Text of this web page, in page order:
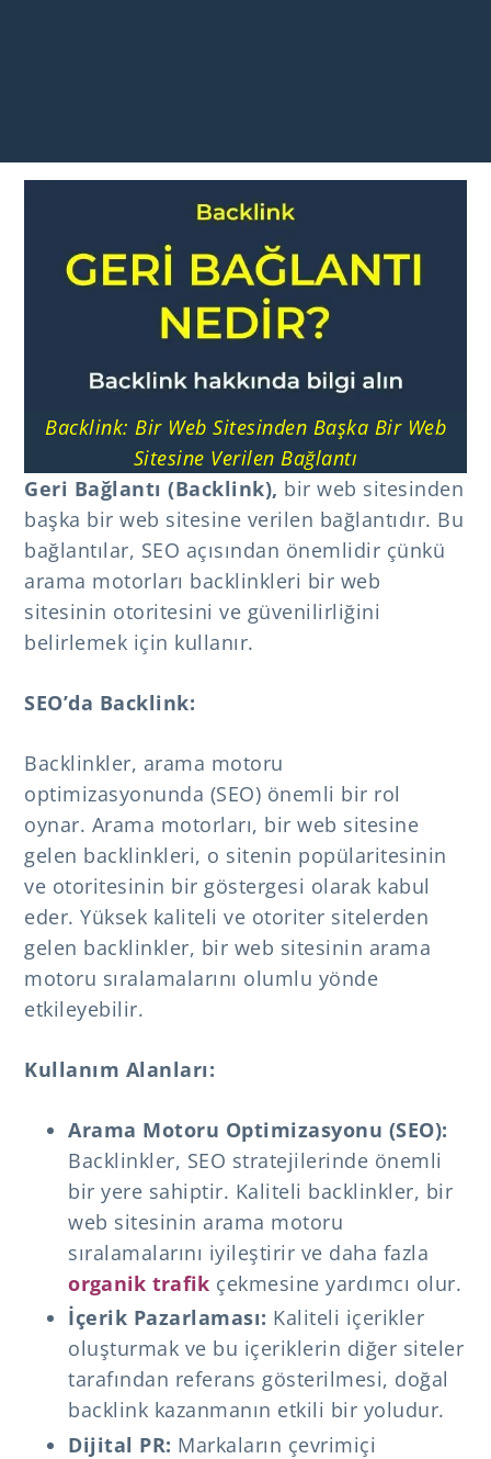
Backlink: Bir Web Sitesinden Başka Bir Web
Sitesine Verilen Bağlantı
Geri Bağlantı (Backlink), bir web sitesinden
başka bir web sitesine verilen bağlantıdır. Bu
bağlantılar, SEO açısından önemlidir çünkü
arama motorları backlinkleri bir web
sitesinin otoritesini ve güvenilirliğini
belirlemek için kullanır.
SEO’da Backlink:
Backlinkler, arama motoru
optimizasyonunda (SEO) önemli bir rol
oynar. Arama motorları, bir web sitesine
gelen backlinkleri, o sitenin popülaritesinin
ve otoritesinin bir göstergesi olarak kabul
eder. Yüksek kaliteli ve otoriter sitelerden
gelen backlinkler, bir web sitesinin arama
motoru sıralamalarını olumlu yönde
etkileyebilir.
Kullanım Alanları:
Arama Motoru Optimizasyonu (SEO):
Backlinkler, SEO stratejilerinde önemli
bir yere sahiptir. Kaliteli backlinkler, bir
web sitesinin arama motoru
sıralamalarını iyileştirir ve daha fazla
organik trafik çekmesine yardımcı olur.
İçerik Pazarlaması: Kaliteli içerikler
oluşturmak ve bu içeriklerin diğer siteler
tarafından referans gösterilmesi, doğal
backlink kazanmanın etkili bir yoludur.
Dijital PR: Markaların çevrimiçi